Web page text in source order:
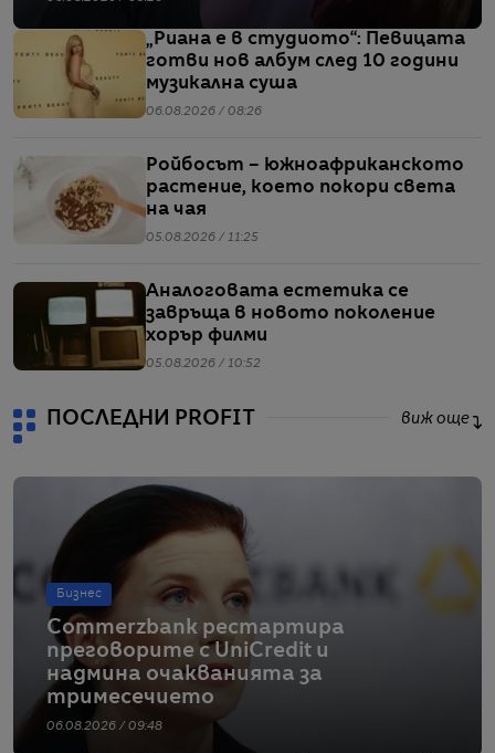
„Риана е в студиото“: Певицата
готви нов албум след 10 години
музикална суша
06.08.2026 / 08:26
Ройбосът – южноафриканското
растение, което покори света
на чая
05.08.2026 / 11:25
Аналоговата естетика се
завръща в новото поколение
хорър филми
05.08.2026 / 10:52
ПОСЛЕДНИ PROFIT виж още
Бизнес
Commerzbank рестартира
преговорите с UniCredit и
надмина очакванията за
тримесечието
06.08.2026 / 09:48